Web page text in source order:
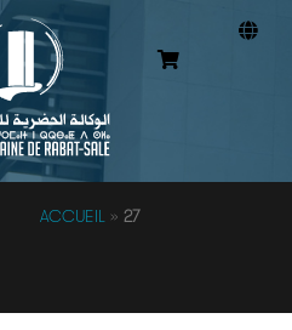
ACCUEIL » 27